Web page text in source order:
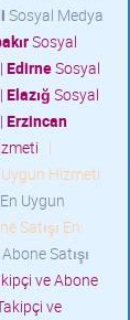
Sosyal Medya
Sosyal
| EdirneSosyal
| Elazığ Sosyal
| Erzincan
|
Hizmeti
Uygun
Satışı En
Satışı
ve Abone
ve